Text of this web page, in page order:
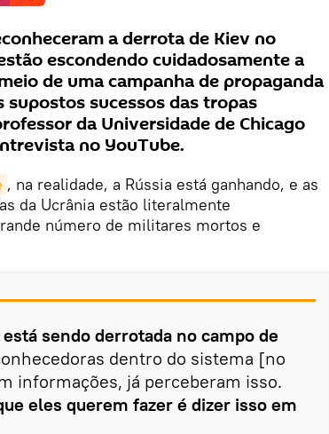
a derrota de Kiev no
escondendo cuidadosamente a
de uma campanha de propaganda
supostos sucessos das tropas
da Universidade de Chicago
no YouTube.
, na realidade, a Rússia está ganhando, e as
da Ucrânia estão literalmente
número de militares mortos e
sendo derrotada no campo de
dentro do sistema [no
informações, já perceberam isso.
eles querem fazer é dizer isso em